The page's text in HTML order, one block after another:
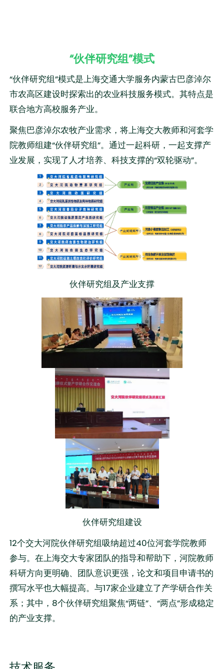
“伙伴研究组”模式
“伙伴研究组”模式是上海交通大学服务内蒙古巴彦淖尔
市农高区建设时探索出的农业科技服务模式。其特点是
联合地方高校服务产业。
聚焦巴彦淖尔农牧产业需求，将上海交大教师和河套学
院教师组建“伙伴研究组”。通过一起科研，一起支撑产
业发展，实现了人才培养、科技支撑的“双轮驱动”。
伙伴研究组及产业支撑
伙伴研究组建设
12个交大河院伙伴研究组吸纳超过40位河套学院教师
参与。在上海交大专家团队的指导和帮助下，河院教师
科研方向更明确、团队意识更强，论文和项目申请书的
撰写水平也大幅提高。与17家企业建立了产学研合作关
系；其中，8个伙伴研究组聚焦“两链”、“两点”形成稳定
的产业支撑。